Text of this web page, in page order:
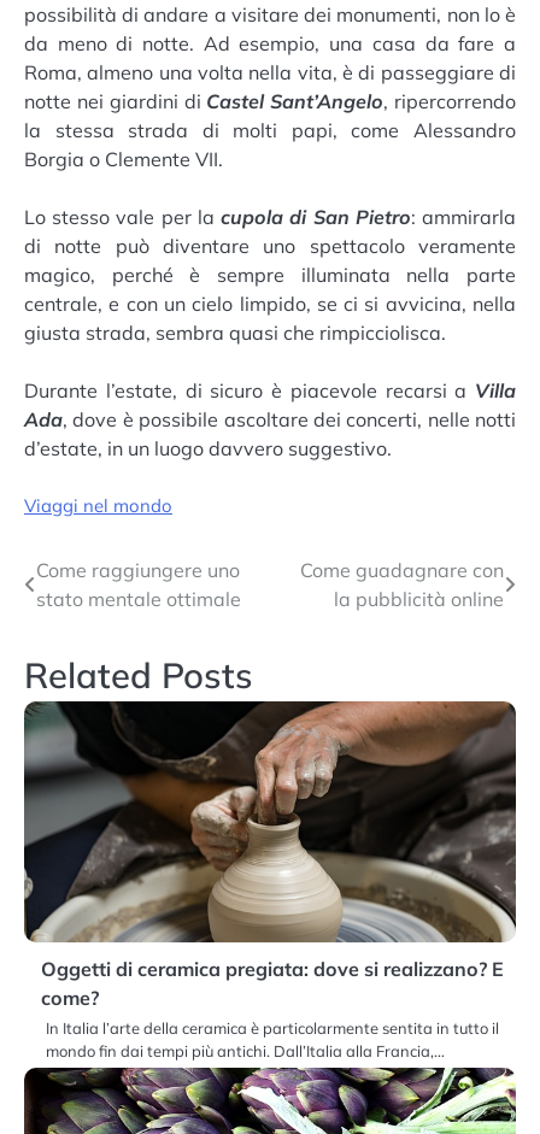
possibilità di andare a visitare dei monumenti, non lo è
da meno di notte. Ad esempio, una casa da fare a
Roma, almeno una volta nella vita, è di passeggiare di
notte nei giardini di Castel Sant’Angelo, ripercorrendo
la stessa strada di molti papi, come Alessandro
Borgia o Clemente VII.
Lo stesso vale per lacupola di San Pietro: ammirarla
di notte può diventare uno spettacolo veramente
magico, perché è sempre illuminata nella parte
centrale, e con un cielo limpido, se ci si avvicina, nella
giusta strada, sembra quasi che rimpicciolisca.
Durante l’estate, di sicuro è piacevole recarsi a Villa
Ada, dove è possibile ascoltare dei concerti, nelle notti
d’estate, in un luogo davvero suggestivo.
Viaggi nel mondo
Navigazione
Come raggiungere uno
stato mentale ottimale
Come guadagnare con
la pubblicità online
Related Posts
Oggetti di ceramica pregiata: dove si realizzano? E
come?
In Italia l’arte della ceramica è particolarmente sentita in tutto il
mondo fin dai tempi più antichi. Dall’Italia alla Francia,…